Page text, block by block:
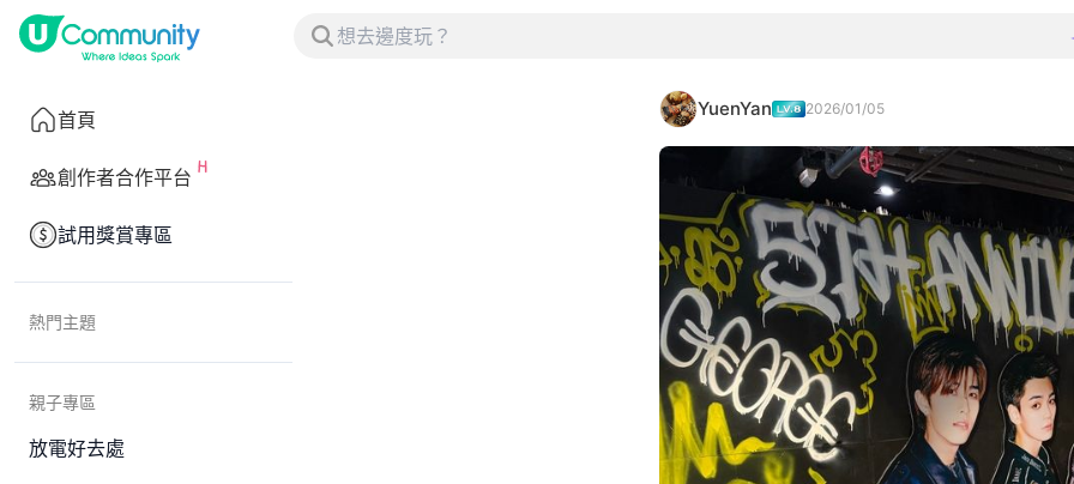
首頁
創作者合作平台
試用獎賞專區
熱門主題
親子專區
放電好去處
YuenYan 2026/01/05